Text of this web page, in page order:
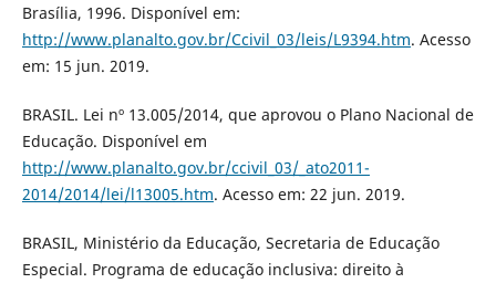
Brasília, 1996. Disponível em:
http://www.planalto.gov.br/Ccivil_03/leis/L9394.htm. Acesso
em: 15 jun. 2019.
BRASIL. Lei nº 13.005/2014, que aprovou o Plano Nacional de
Educação. Disponível em
http://www.planalto.gov.br/ccivil_03/_ato2011-
2014/2014/lei/l13005.htm. Acesso em: 22 jun. 2019.
BRASIL, Ministério da Educação, Secretaria de Educação
Especial. Programa de educação inclusiva: direito à